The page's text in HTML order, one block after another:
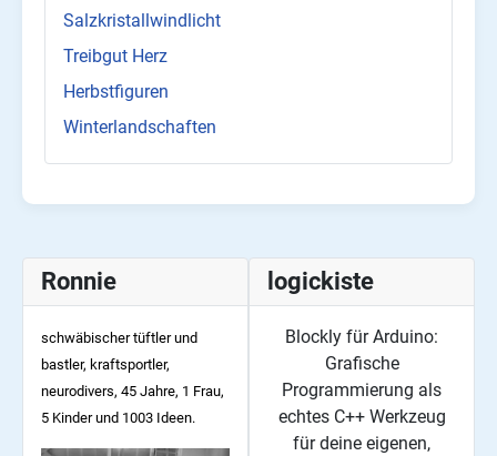
Salzkristallwindlicht
Treibgut Herz
Herbstfiguren
Winterlandschaften
Ronnie
schwäbischer tüftler und
bastler, kraftsportler,
neurodivers, 45 Jahre, 1 Frau,
5 Kinder und 1003 Ideen.
logickiste
Blockly für Arduino:
Grafische
Programmierung als
echtes C++ Werkzeug
für deine eigenen,